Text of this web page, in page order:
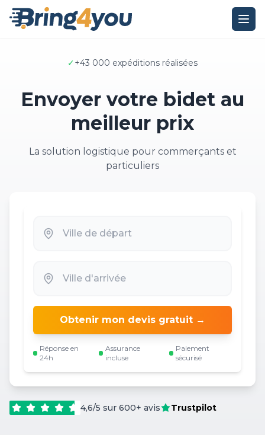
✓+43 000 expéditions réalisées
Envoyer votre bidet au
meilleur prix
La solution logistique pour commerçants et
particuliers
Obtenir mon devis gratuit →
Réponse en
24h
Assurance
incluse
Paiement
sécurisé
4,6/5 sur 600+ avis Trustpilot